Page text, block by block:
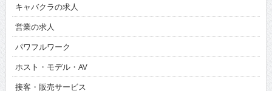
キャバクラの求人
営業の求人
パワフルワーク
ホスト・モデル・AV
接客・販売サービス